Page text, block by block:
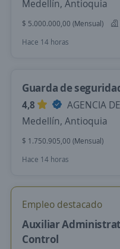
Medellín, Antioquia
$ 5.000.000,00 (Mensual)
Hace 14 horas
Guarda de
4,8
AGENCIA
Medellín, Antioquia
$ 1.750.905,00 (Mensual)
Hace 14 horas
Empleo destacado
Auxiliar
Control